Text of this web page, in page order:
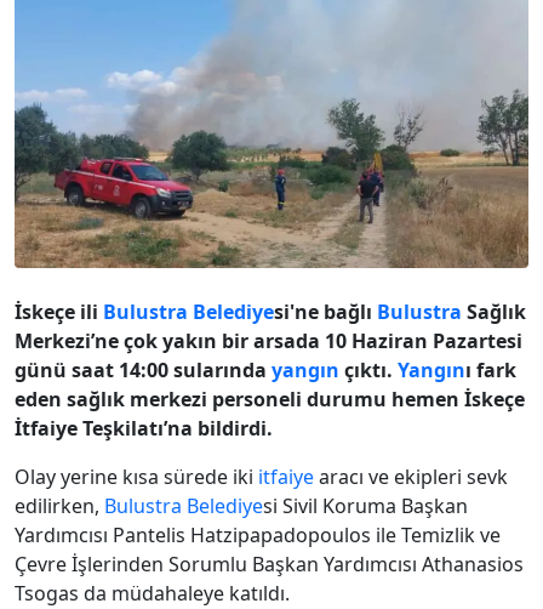
İskeçe ili Bulustra Belediyesi'ne bağlı Bulustra Sağlık
Merkezi’ne çok yakın bir arsada 10 Haziran Pazartesi
günü saat 14:00 sularında yangın çıktı. Yangını fark
eden sağlık merkezi personeli durumu hemen İskeçe
İtfaiye Teşkilatı’na bildirdi.
Olay yerine kısa sürede iki itfaiyearacı ve ekipleri sevk
edilirken, Bulustra Belediyesi Sivil Koruma Başkan
Yardımcısı Pantelis Hatzipapadopoulos ile Temizlik ve
Çevre İşlerinden Sorumlu Başkan Yardımcısı Athanasios
Tsogas da müdahaleye katıldı.